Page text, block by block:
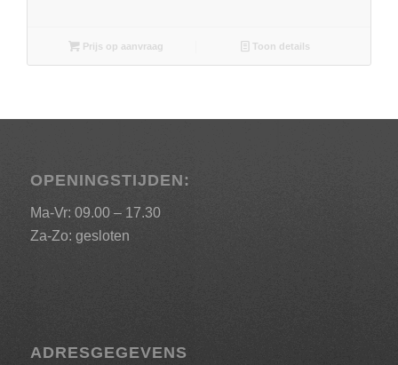
Prijs op aanvraag Toon details
OPENINGSTIJDEN:
Ma-Vr: 09.00 – 17.30
Za-Zo: gesloten
ADRESGEGEVENS